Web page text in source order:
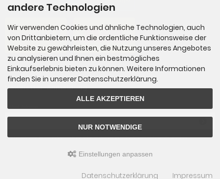
Newsletter-Anmeldung
E-Mail-Adresse:
Der Newsletter kann jederzeit hier oder in Ihrem Kundenkonto abbestellt werden.
andere Technologien
Wir verwenden Cookies und ähnliche Technologien, auch
von Drittanbietern, um die ordentliche Funktionsweise der
Website zu gewährleisten, die Nutzung unseres Angebotes
zu analysieren und Ihnen ein bestmögliches
Einkaufserlebnis bieten zu können. Weitere Informationen
finden Sie in unserer Datenschutzerklärung.
ALLE AKZEPTIEREN
NUR NOTWENDIGE
Einstellungen anpassen
Datenschutzerklärung Impressum